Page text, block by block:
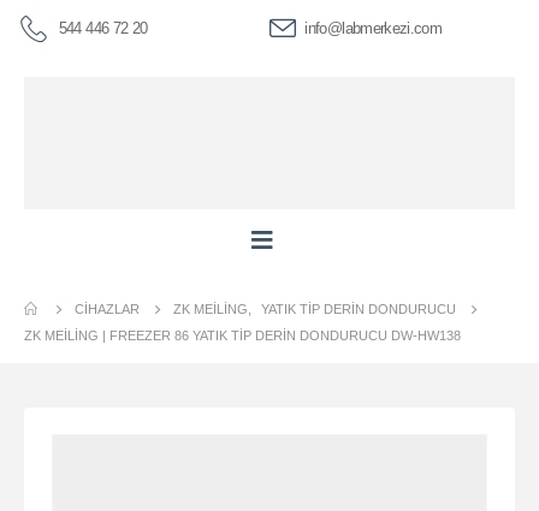
544 446 72 20 info@labmerkezi.com
CIHAZLAR ZK MEILING
YATIK TIP DERIN DONDURUCU
ZK MEİLİNG | FREEZER 86 YATIK TIP DERIN DONDURUCU DW-HW138